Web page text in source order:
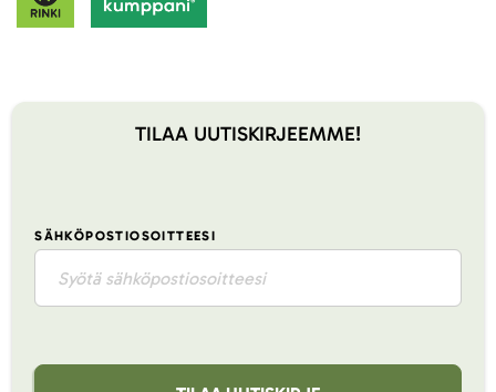
TILAA UUTISKIRJEEMME!
SÄHKÖPOSTIOSOITTEESI